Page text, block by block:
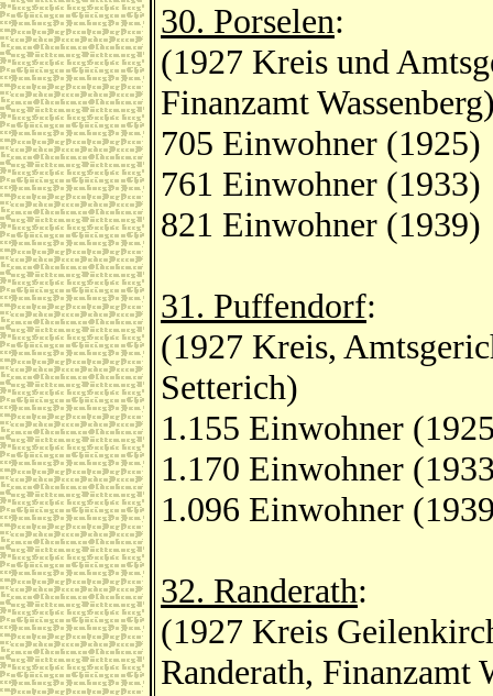
30. Porselen:
(1927 Kreis und
Finanzamt
705 Einwohner (1925)
761 Einwohner (1933)
821 Einwohner (1939)
31. Puffendorf:
(1927 Kreis,
Setterich)
1.155 Einwohner
1.170 Einwohner
1.096 Einwohner
32. Randerath:
(1927 Kreis
Randerath, Finanzamt